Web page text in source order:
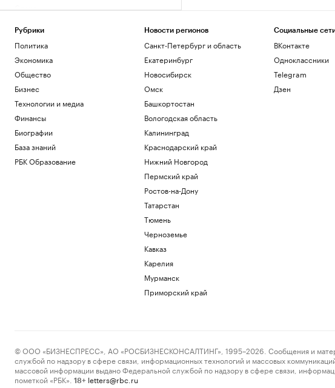
Спорт
Рубрики
Политика
Экономика
Общество
Бизнес
Технологии и медиа
Финансы
Биографии
База знаний
РБК Образование
Новости регионов
Санкт-Петербург и область
Екатеринбург
Новосибирск
Омск
Башкортостан
Вологодская область
Калининград
Краснодарский край
Нижний Новгород
Пермский край
Ростов-на-Дону
Татарстан
Тюмень
Черноземье
Кавказ
Карелия
Мурманск
Приморский край
Социальные
ВКонтакте
Одноклассники
Telegram
Дзен
© ООО «БИЗНЕСПРЕСС», АО «РОСБИЗНЕСКОНСАЛТИНГ», 1995–2026. Сообщения и
службой по надзору в сфере связи, информационных технологий и массовых
массовой информации выдано Федеральной службой по надзору в сфере связи,
пометкой «РБК».
18+ letters@rbc.ru